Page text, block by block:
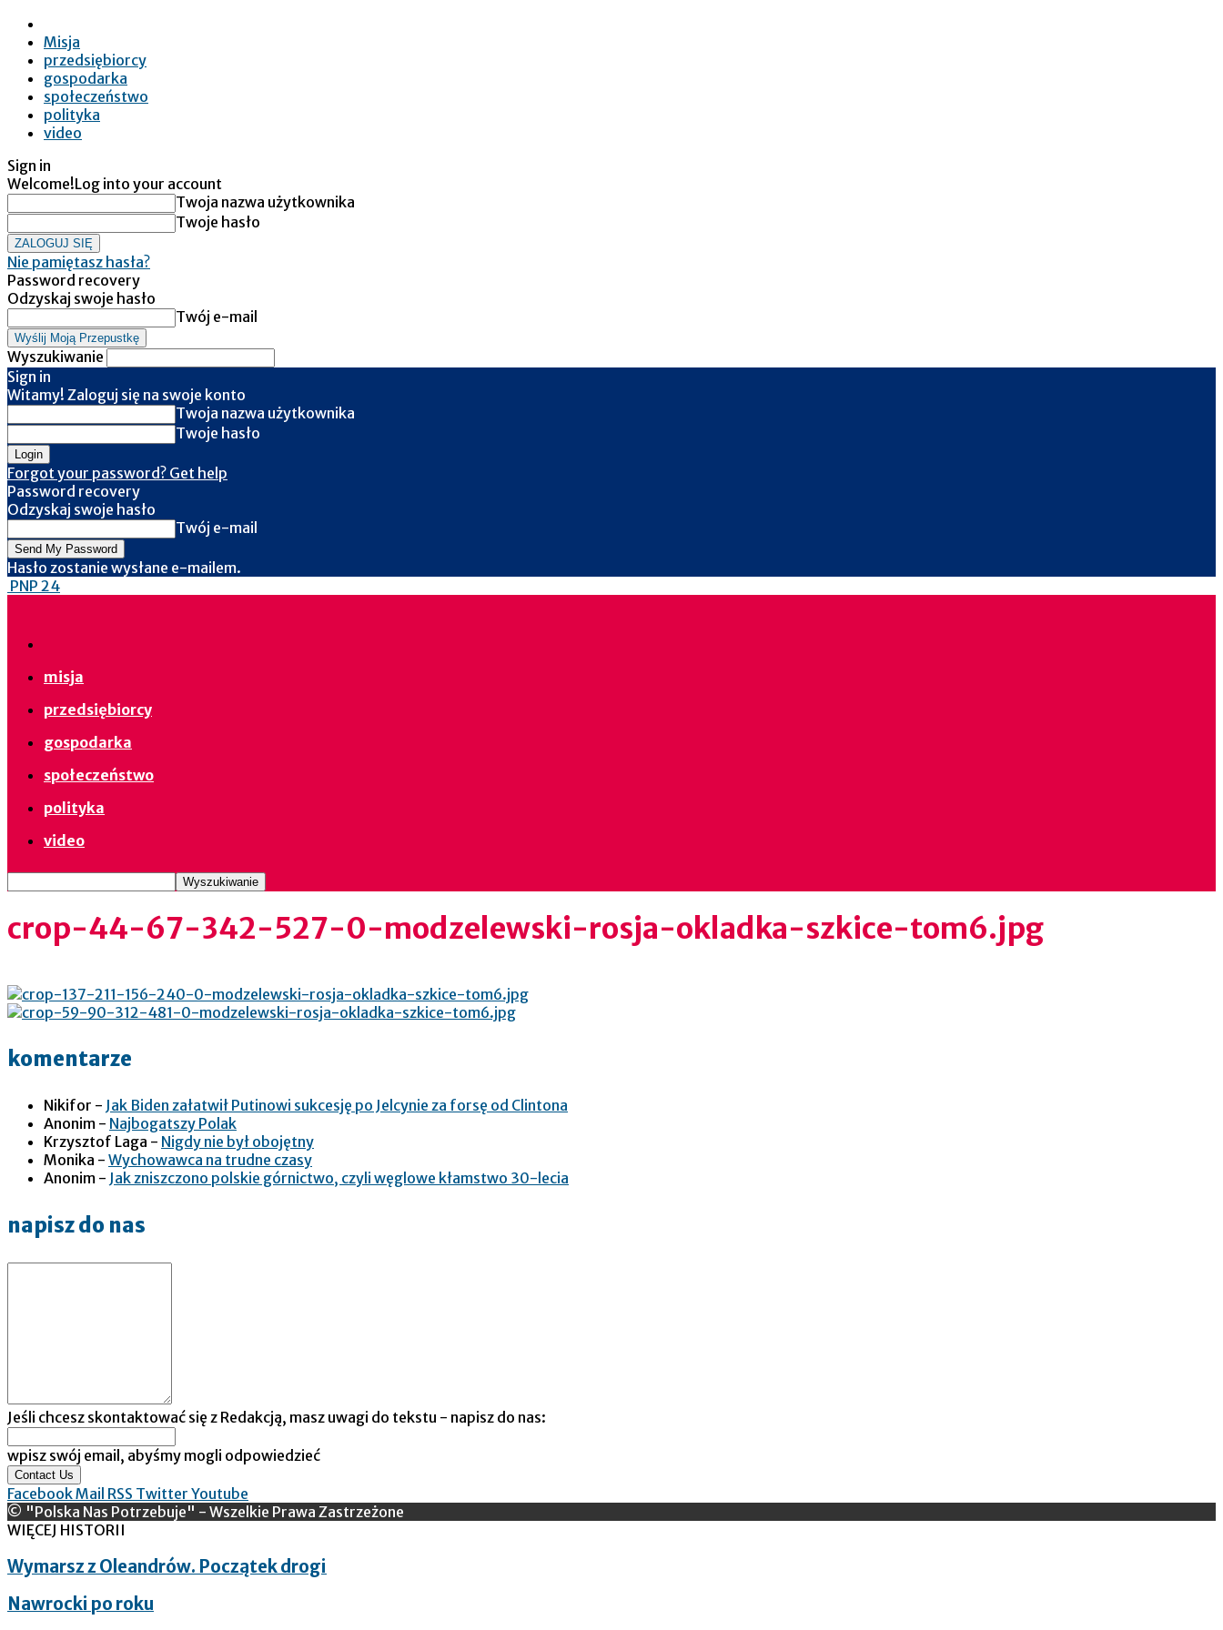
Misja
przedsiębiorcy
gospodarka
społeczeństwo
polityka
video
Sign in
Welcome!Log into your account
Twoja nazwa użytkownika
Twoje hasło
Nie pamiętasz hasła?
Password recovery
Odzyskaj swoje hasło
Twój e-mail
Wyszukiwanie
Sign in
Witamy! Zaloguj się na swoje konto
Twoja nazwa użytkownika
Twoje hasło
Forgot your password? Get help
Password recovery
Odzyskaj swoje hasło
Twój e-mail
Hasło zostanie wysłane e-mailem.
PNP 24
misja
przedsiębiorcy
gospodarka
społeczeństwo
polityka
video
crop-44-67-342-527-0-modzelewski-rosja-okladka-szkice-tom6.jpg
komentarze
Nikifor - Jak Biden załatwił Putinowi sukcesję po Jelcynie za forsę od Clintona
Anonim - Najbogatszy Polak
Krzysztof Laga - Nigdy nie był obojętny
Monika - Wychowawca na trudne czasy
Anonim - Jak zniszczono polskie górnictwo, czyli węglowe kłamstwo 30-lecia
napisz do nas
Jeśli chcesz skontaktować się z Redakcją, masz uwagi do tekstu - napisz do nas:
wpisz swój email, abyśmy mogli odpowiedzieć
Contact Us
FacebookMail RSS Twitter Youtube
© "Polska Nas Potrzebuje" - Wszelkie Prawa Zastrzeżone
WIĘCEJ HISTORII
Wymarsz z Oleandrów. Początek drogi
Nawrocki po roku